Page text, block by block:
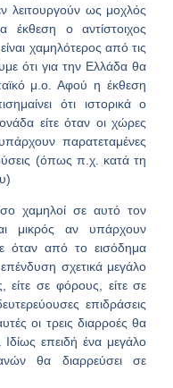
λειτουργούν ως μοχλός
έκθεση ο αντίστοιχος
χαμηλότερος από τις
ότι για την Ελλάδα θα
μ.ο. Αφού η έκθεση
ότι ιστορικά ο
είτε όταν οι χώρες
παρατεταμένες
(όπως π.χ. κατά τη
χαμηλοί σε αυτό τον
μικρός αν υπάρχουν
όταν από το εισόδημα
σχετικά μεγάλο
είτε σε φόρους, είτε σε
επιδράσεις
οι τρεις διαρροές θα
Ιδίως επειδή ένα μεγάλο
θα διαρρεύσει σε